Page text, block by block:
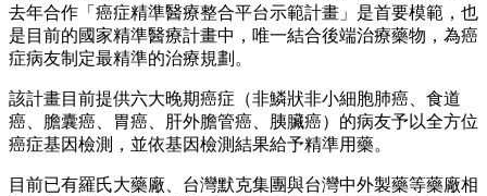
去年合作「癌症精準醫療整合平台示範計畫」是首要模範，也
是目前的國家精準醫療計畫中，唯一結合後端治療藥物，為癌
症病友制定最精準的治療規劃。
該計畫目前提供六大晚期癌症（非鱗狀非小細胞肺癌、食道
癌、膽囊癌、胃癌、肝外膽管癌、胰臟癌）的病友予以全方位
癌症基因檢測，並依基因檢測結果給予精準用藥。
目前已有羅氏大藥廠、台灣默克集團與台灣中外製藥等藥廠相